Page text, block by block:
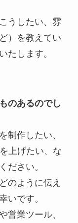
うしたい、雰
）を教えてい
たします。
のあるのでし
制作したい、
上げたい、な
ださい。
のように伝え
いです。
営業ツール、